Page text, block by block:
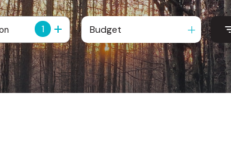
1 Budget